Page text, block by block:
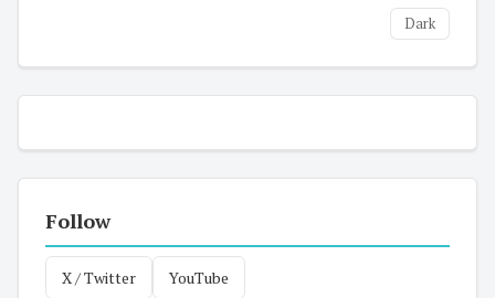
Dark
Follow
X / Twitter YouTube